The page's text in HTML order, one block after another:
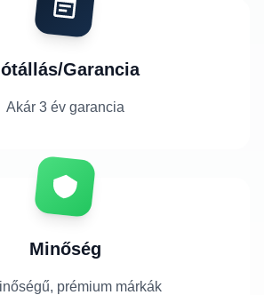
Garancia
Akár 3 év garancia
Minőség
prémium márkák